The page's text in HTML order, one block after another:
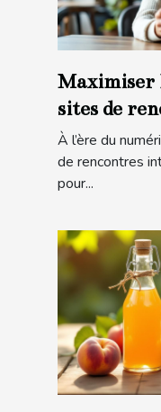
Maximiser
sites de
À l’ère du
de rencontres
pour...